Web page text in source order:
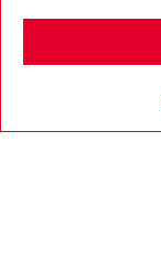
AIDE